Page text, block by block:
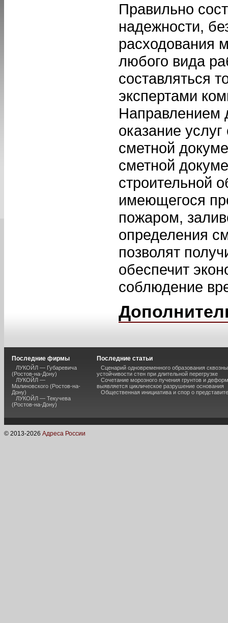
Правильно
надежности,
расходования
любого вида
составляться
экспертами
Направлением
оказание
сметной
сметной
строительной
имеющегося
пожаром,
определения
позволят
обеспечит
соблюдение
Последние фирмы
ЛУКОЙЛ — Губаревича
(Ростов-на-Дону)
ЛУКОЙЛ —
Малиновского (Ростов-на-
Дону)
ЛУКОЙЛ — Текучева
(Ростов-на-Дону)
Последние статьи
Сценарий одновременного образования
устойчивости стен при длительной перегрузке
Сочетание морозного пучения грунтов и
выявляется циклическое разрушение основания
Общественная инициатива и спор о
© 2013-2026 Адреса России